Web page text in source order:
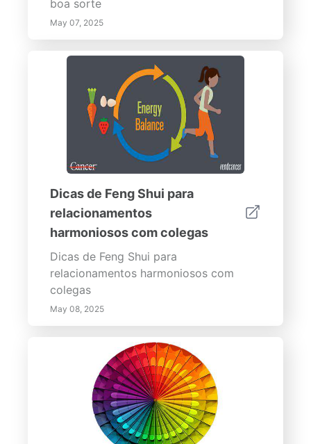
boa sorte
May 07, 2025
Dicas de Feng Shui para
relacionamentos
harmoniosos com colegas
Dicas de Feng Shui para
relacionamentos harmoniosos com
colegas
May 08, 2025